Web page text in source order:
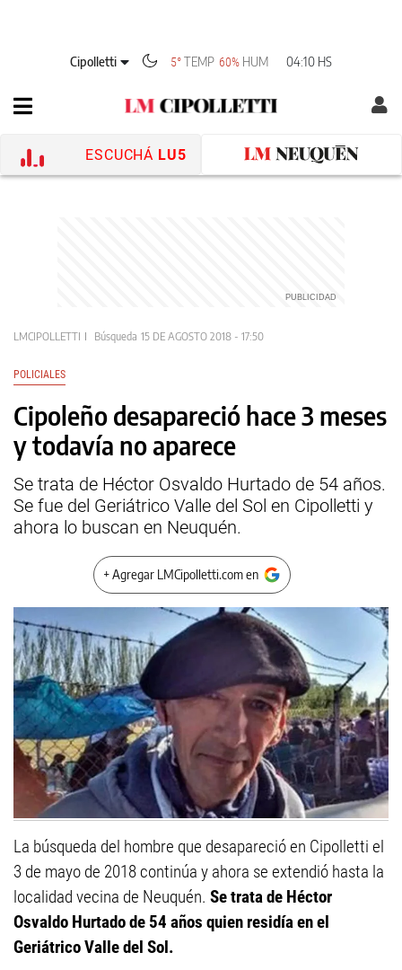
Cipolletti 5° TEMP 60% HUM 04:10 HS
ESCUCHÁ LU5
LMCIPOLLETTI Búsqueda 15 DE AGOSTO 2018 - 17:50
POLICIALES
Cipoleño desapareció hace 3 meses
y todavía no aparece
Se trata de Héctor Osvaldo Hurtado de 54 años.
Se fue del Geriátrico Valle del Sol en Cipolletti y
ahora lo buscan en Neuquén.
+ Agregar LMCipolletti.com en
La búsqueda del hombre que desapareció en Cipolletti el
3 de mayo de 2018 continúa y ahora se extendió hasta la
localidad vecina de Neuquén. Se trata de Héctor
Osvaldo Hurtado de 54 años quien residía en el
Geriátrico Valle del Sol.